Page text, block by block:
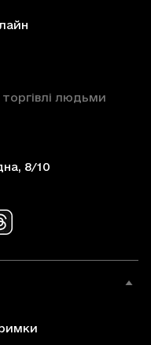
торгівлі людьми
8/10